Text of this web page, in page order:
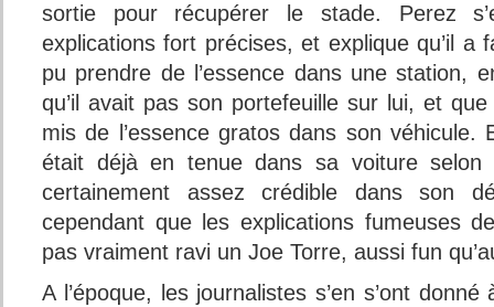
sortie pour récupérer le stade. Perez
explications fort précises, et explique qu’il a
pu prendre de l’essence dans une station,
qu’il avait pas son portefeuille sur lui, et
mis de l’essence gratos dans son véhicule.
était déjà en tenue dans sa voiture
certainement assez crédible dans son
cependant que les explications fumeuses
pas vraiment ravi un Joe Torre, aussi fun
A l’époque, les journalistes s’en s’ont